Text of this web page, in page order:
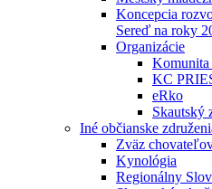
Koncepcia
Sereď na roky
Organizácie
Komunita
KC
eRko
Skautský
Iné občianske
Zväz
Kynológia
Regionálny